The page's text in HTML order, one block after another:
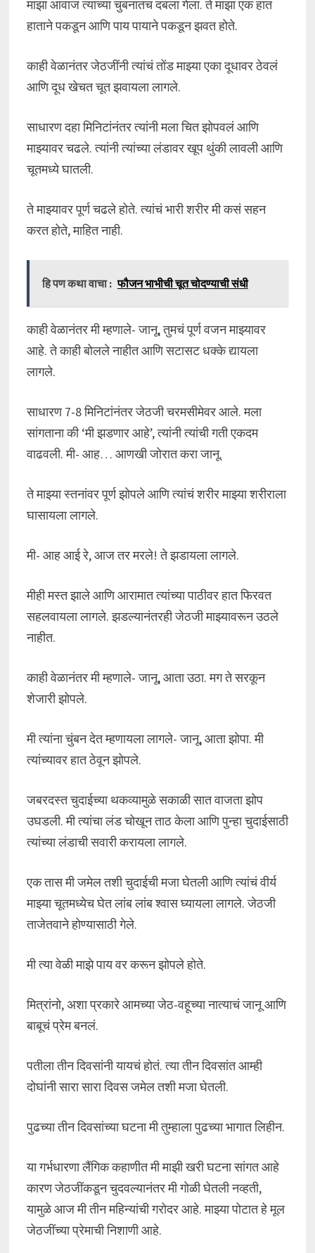
माझा आवाज त्यांच्या चुंबनातच दबला गेला. ते माझा एक हात
हाताने पकडून आणि पाय पायाने पकडून झवत होते.
काही वेळानंतर जेठजींनी त्यांचं तोंड माझ्या एका दूधावर ठेवलं
आणि दूध खेचत चूत झवायला लागले.
साधारण दहा मिनिटांनंतर त्यांनी मला चित झोपवलं आणि
माझ्यावर चढले. त्यांनी त्यांच्या लंडावर खूप थुंकी लावली आणि
चूतमध्ये घातली.
ते माझ्यावर पूर्ण चढले होते. त्यांचं भारी शरीर मी कसं सहन
करत होते, माहित नाही.
हि पण कथा वाचा : फौजन भाभीची चूत चोदण्याची संधी
काही वेळानंतर मी म्हणाले- जानू, तुमचं पूर्ण वजन माझ्यावर
आहे. ते काही बोलले नाहीत आणि सटासट धक्के द्यायला
लागले.
साधारण 7-8 मिनिटांनंतर जेठजी चरमसीमेवर आले. मला
सांगताना की ‘मी झडणार आहे’, त्यांनी त्यांची गती एकदम
वाढवली. मी- आह… आणखी जोरात करा जानू.
ते माझ्या स्तनांवर पूर्ण झोपले आणि त्यांचं शरीर माझ्या शरीराला
घासायला लागले.
मी- आह आई रे, आज तर मरले! ते झडायला लागले.
मीही मस्त झाले आणि आरामात त्यांच्या पाठीवर हात फिरवत
सहलवायला लागले. झडल्यानंतरही जेठजी माझ्यावरून उठले
नाहीत.
काही वेळानंतर मी म्हणाले- जानू, आता उठा. मग ते सरकून
शेजारी झोपले.
मी त्यांना चुंबन देत म्हणायला लागले- जानू, आता झोपा. मी
त्यांच्यावर हात ठेवून झोपले.
जबरदस्त चुदाईच्या थकव्यामुळे सकाळी सात वाजता झोप
उघडली. मी त्यांचा लंड चोखून ताठ केला आणि पुन्हा चुदाईसाठी
त्यांच्या लंडाची सवारी करायला लागले.
एक तास मी जमेल तशी चुदाईची मजा घेतली आणि त्यांचं वीर्य
माझ्या चूतमध्येच घेत लांब लांब श्वास घ्यायला लागले. जेठजी
ताजेतवाने होण्यासाठी गेले.
मी त्या वेळी माझे पाय वर करून झोपले होते.
मित्रांनो, अशा प्रकारे आमच्या जेठ-वहूच्या नात्याचं जानू आणि
बाबूचं प्रेम बनलं.
पतीला तीन दिवसांनी यायचं होतं. त्या तीन दिवसांत आम्ही
दोघांनी सारा सारा दिवस जमेल तशी मजा घेतली.
पुढच्या तीन दिवसांच्या घटना मी तुम्हाला पुढच्या भागात लिहीन.
या गर्भधारणा लैंगिक कहाणीत मी माझी खरी घटना सांगत आहे
कारण जेठजींकडून चुदवल्यानंतर मी गोळी घेतली नव्हती,
यामुळे आज मी तीन महिन्यांची गरोदर आहे. माझ्या पोटात हे मूल
जेठजींच्या प्रेमाची निशाणी आहे.